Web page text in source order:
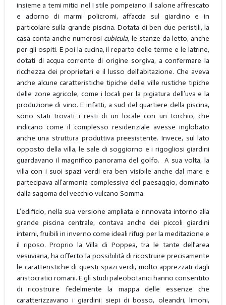
insieme a temi mitici nel I stile pompeiano. Il salone affrescato
e adorno di marmi policromi, affaccia sul giardino e in
particolare sulla grande piscina. Dotata di ben due peristili, la
casa conta anche numerosi cubicula, le stanze da letto, anche
per gli ospiti. E poi la cucina, il reparto delle terme e le latrine,
dotati di acqua corrente di origine sorgiva, a confermare la
ricchezza dei proprietari e il lusso dell’abitazione. Che aveva
anche alcune caratteristiche tipiche delle ville rustiche tipiche
delle zone agricole, come i locali per la pigiatura dell’uva e la
produzione di vino. E infatti, a sud del quartiere della piscina,
sono stati trovati i resti di un locale con un torchio, che
indicano come il complesso residenziale avesse inglobato
anche una struttura produttiva preesistente. Invece, sul lato
opposto della villa, le sale di soggiorno e i rigogliosi giardini
guardavano il magnifico panorama del golfo. A sua volta, la
villa con i suoi spazi verdi era ben visibile anche dal mare e
partecipava all’armonia complessiva del paesaggio, dominato
dalla sagoma del vecchio vulcano Somma.
L’edificio, nella sua versione ampliata e rinnovata intorno alla
grande piscina centrale, contava anche dei piccoli giardini
interni, fruibili in inverno come ideali rifugi per la meditazione e
il riposo. Proprio la Villa di Poppea, tra le tante dell’area
vesuviana, ha offerto la possibilità di ricostruire precisamente
le caratteristiche di questi spazi verdi, molto apprezzati dagli
aristocratici romani. E gli studi paleobotanici hanno consentito
di ricostruire fedelmente la mappa delle essenze che
caratterizzavano i giardini: siepi di bosso, oleandri, limoni,